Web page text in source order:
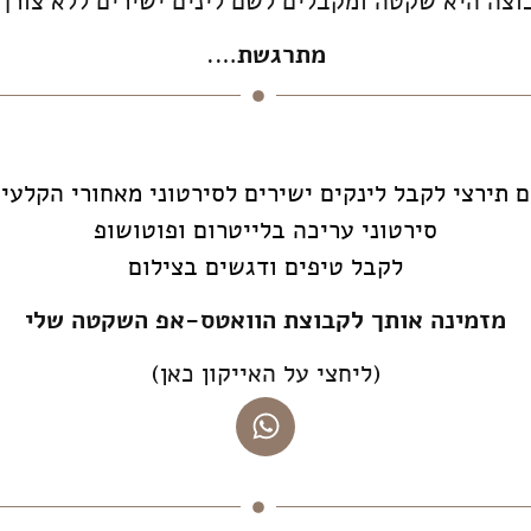
מתרגשת….
תירצי לקבל לינקים ישירים לסירטוני מאחורי
סירטוני עריכה בלייטרום ופוטושופ
לקבל טיפים ודגשים בצילום
מזמינה אותך לקבוצת הוואטס-אפ השקטה שלי
(ליחצי על האייקון כאן)